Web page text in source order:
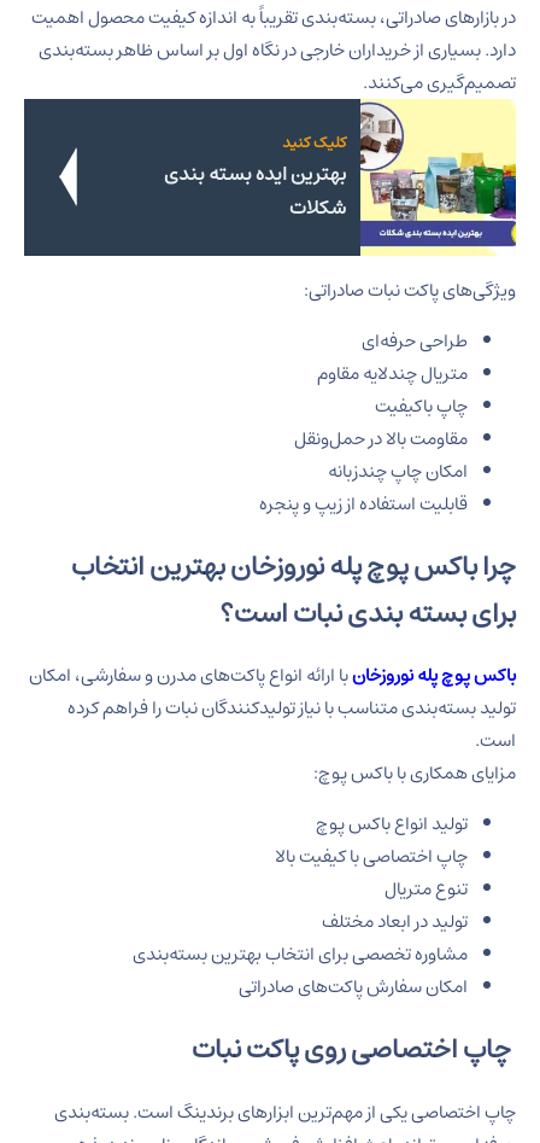
در بازارهای صادراتی، بسته‌بندی تقریباً به اندازه کیفیت محصول اهمیت
دارد. بسیاری از خریداران خارجی در نگاه اول بر اساس ظاهر بسته‌بندی
تصمیم‌گیری می‌کنند.
کلیک کنید
بهترین ایده بسته بندی
شکلات
ویژگی‌های پاکت نبات صادراتی:
طراحی حرفه‌ای
متریال چندلایه مقاوم
چاپ باکیفیت
مقاومت بالا در حمل‌ونقل
امکان چاپ چندزبانه
قابلیت استفاده از زیپ و پنجره
چرا باکس پوچ پله نوروزخان بهترین انتخاب
برای بسته بندی نبات است؟
باکس پوچ پله نوروزخانبا ارائه انواع پاکت‌های مدرن و سفارشی، امکان
تولید بسته‌بندی متناسب با نیاز تولیدکنندگان نبات را فراهم کرده
است.
مزایای همکاری با باکس پوچ:
تولید انواع باکس پوچ
چاپ اختصاصی با کیفیت بالا
تنوع متریال
تولید در ابعاد مختلف
مشاوره تخصصی برای انتخاب بهترین بسته‌بندی
امکان سفارش پاکت‌های صادراتی
چاپ اختصاصی روی پاکت نبات
چاپ اختصاصی یکی از مهم‌ترین ابزارهای برندینگ است. بسته‌بندی